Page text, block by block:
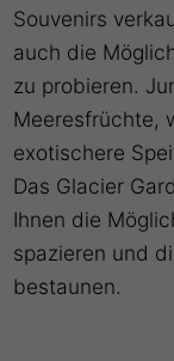
Souvenirs
auch die
zu probieren.
Meeresfrüchte,
exotischere
Das Glacier
Ihnen die
spazieren und
bestaunen.